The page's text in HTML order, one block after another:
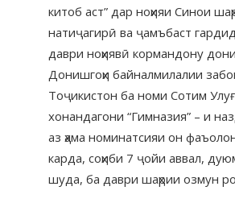
китоб аст” дар ноҳияи Синои
натиҷагирӣ ва ҷамъбаст
даври ноҳиявӣ кормандону
Донишгоҳи байналмилалии
Тоҷикистон ба номи Сотим
хонандагони “Гимназия” – и
аз ҳама номинатсияи он
карда, соҳиби 7 ҷойи аввал,
шуда, ба даври шаҳрии озмун